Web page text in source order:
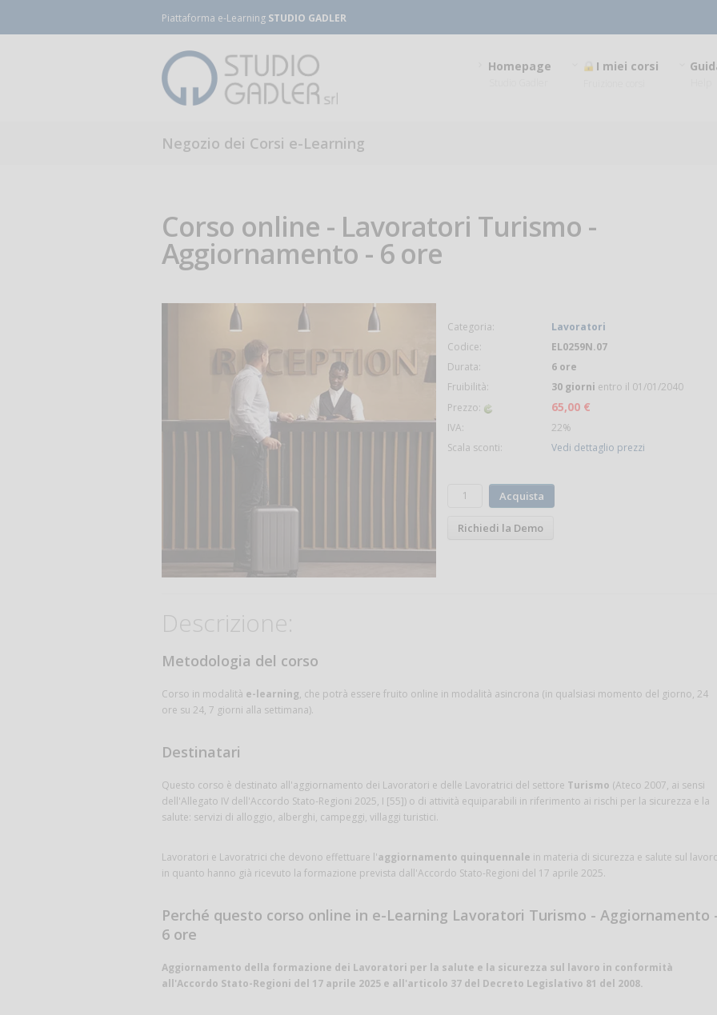
Piattaforma e-Learning STUDIO GADLER
Homepage I miei corsi
Negozio dei Corsi e-Learning
Corso online - Lavoratori Turismo -
Aggiornamento - 6 ore
Categoria:
Lavoratori
Codice:
EL0259N.07
Durata:
6 ore
Fruibilità:
30 giorni entro il 01/01/2040
Prezzo:
65,00 €
IVA:
22%
Scala sconti:
Vedi dettaglio prezzi
Acquista
Richiedi la Demo
Descrizione:
Metodologia del corso
Corso in modalità e-learning, che potrà essere fruito online in modalità asincrona (in qualsiasi momento del giorno, 24
ore su 24, 7 giorni alla settimana).
Destinatari
Questo corso è destinato all'aggiornamento dei Lavoratori e delle Lavoratrici del settore Turismo (Ateco 2007, ai sensi
dell'Allegato IV dell'Accordo Stato-Regioni 2025, I [55]) o di attività equiparabili in riferimento ai rischi per la sicurezza e la
salute: servizi di alloggio, alberghi, campeggi, villaggi turistici.
Lavoratori e Lavoratrici che devono effettuare l'aggiornamento quinquennale in materia di sicurezza e salute sul
in quanto hanno già ricevuto la formazione prevista dall'Accordo Stato-Regioni del 17 aprile 2025.
Perché questo corso online in e-Learning Lavoratori Turismo - Aggiornamento
6 ore
Aggiornamento della formazione dei Lavoratori per la salute e la sicurezza sul lavoro in conformità
all'Accordo Stato-Regioni del 17 aprile 2025 e all'articolo 37 del Decreto Legislativo 81 del 2008.